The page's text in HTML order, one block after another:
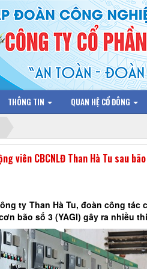
THÔNG TIN QUAN HỆ CỔ ĐÔNG
viên CBCNLĐ Than Hà Tu sau
ty Than Hà Tu, đoàn công tác
bão số 3 (YAGI) gây ra nhiều